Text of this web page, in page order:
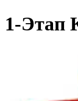
1-Этап